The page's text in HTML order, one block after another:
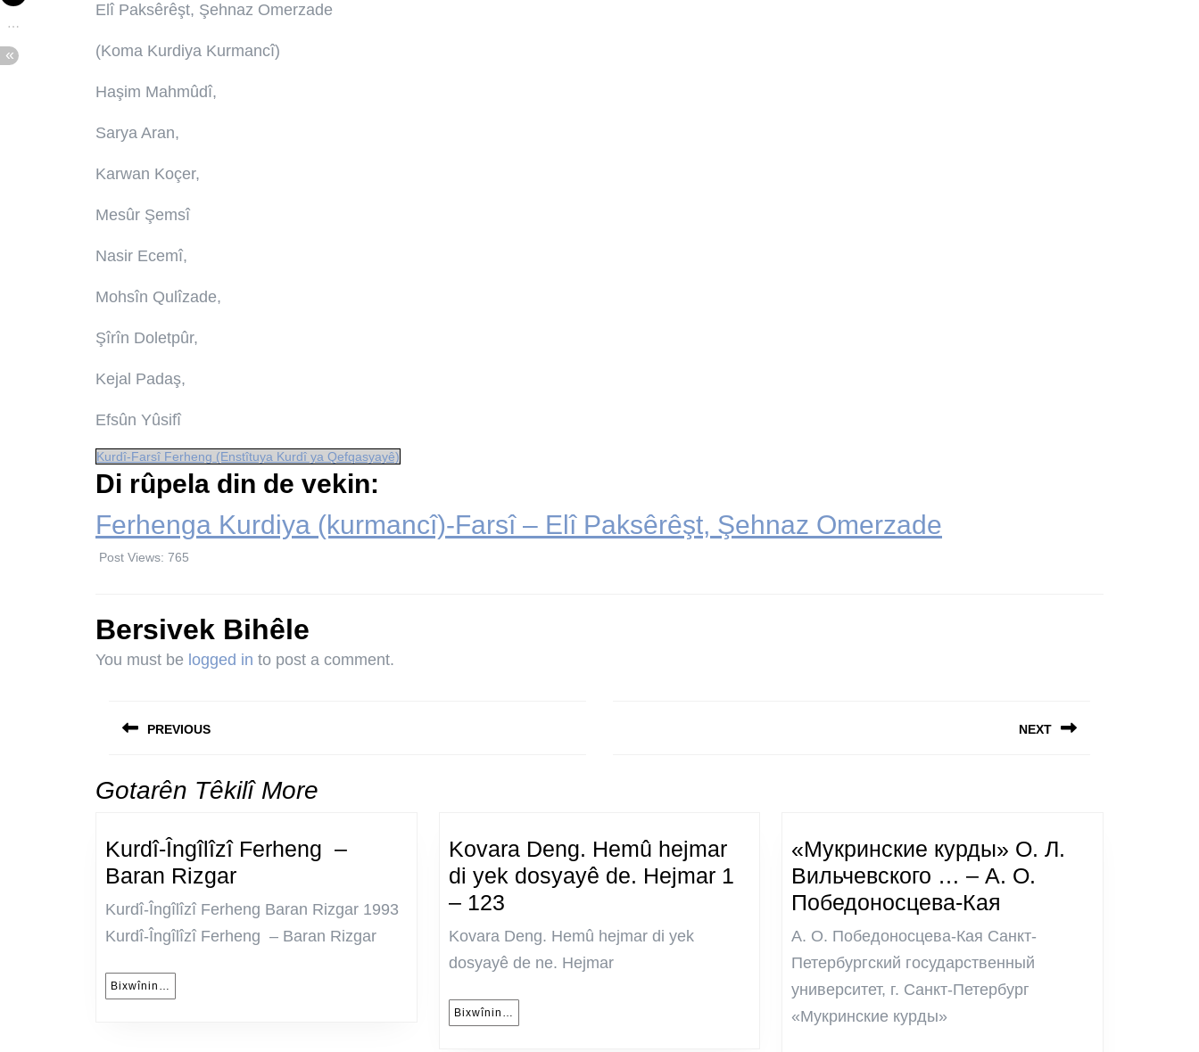
Elî Paksêrêşt, Şehnaz Omerzade
(Koma Kurdiya Kurmancî)
Haşim Mahmûdî,
Sarya Aran,
Karwan Koçer,
Mesûr Şemsî
Nasir Ecemî,
Mohsîn Qulîzade,
Şîrîn Doletpûr,
Kejal Padaş,
Efsûn Yûsifî
Kurdî-Farsî Ferheng (Enstîtuya Kurdî ya Qefqasyayê)
Di rûpela din de vekin:
Ferhenga Kurdiya (kurmancî)-Farsî – Elî Paksêrêşt, Şehnaz Omerzade
Post Views: 765
Bersivek Bihêle
You must be logged in to post a comment.
navigation
PREVIOUS
post:
NEXT
Gotarên Têkilî More
Kurdî-Îngîlîzî Ferheng –
Baran RizgarKurdî-
Îngîlîzî
Ferheng
Kurdî-Îngîlîzî Ferheng Baran Rizgar 1993
Kurdî-Îngîlîzî Ferheng – Baran Rizgar
Bixwînin…
Kovara Deng. Hemû hejmar
di yek dosyayê de. Hejmar 1
– 123Kovara
Deng.
Hemû
di
yek
Kovara Deng. Hemû hejmar di yek
dosyayê de ne. Hejmar
Bixwînin…
«Мукринские курды» О. Л.
Вильчевского … – А. О.
Победоносцева-Кая
курды»
О.
Л.
А. О. Победоносцева-Кая Санкт-
Петербургский государственный
университет, г. Санкт-Петербург
«Мукринские курды»